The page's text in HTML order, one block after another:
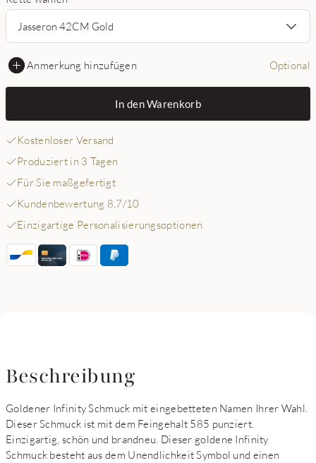
Jasseron 42CM Gold
Anmerkung hinzufügen Optional
In den Warenkorb
Kostenloser Versand
Produziert in 3 Tagen
Für Sie maßgefertigt
Kundenbewertung 8,7/10
Einzigartige Personalisierungsoptionen
Beschreibung
Goldener Infinity Schmuck mit eingebetteten Namen Ihrer Wahl.
Dieser Schmuck ist mit dem Feingehalt 585 punziert.
Einzigartig, schön und brandneu. Dieser goldene Infinity
Schmuck besteht aus dem Unendlichkeit Symbol und einen